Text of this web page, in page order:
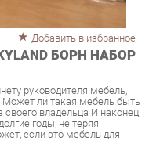
БОРН НАБОР
руководителя мебель,
владельца И наконец,
годы, не теряя
если это мебель для
0)